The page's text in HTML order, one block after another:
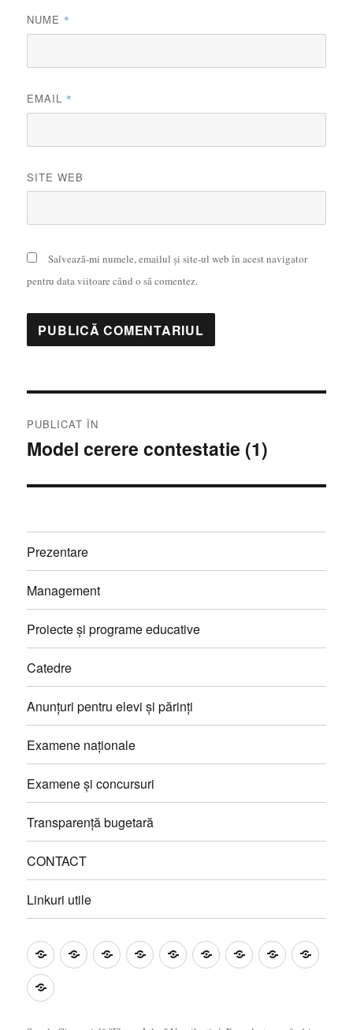
NUME *
EMAIL *
SITE WEB
Salvează-mi numele, emailul și site-ul web în acest navigator
pentru data viitoare când o să comentez.
în
PUBLICAT ÎN
Model cerere contestatie (1)
Prezentare
Management
Proiecte și programe educative
Catedre
Anunțuri pentru elevi și părinți
Examene naționale
Examene și concursuri
Transparență bugetară
CONTACT
Linkuri utile
PrezentareManagement
ProiecteCatedreAnunțuri
pentru
Examene
naționale
ExameneTransparență
bugetară
Linkuri